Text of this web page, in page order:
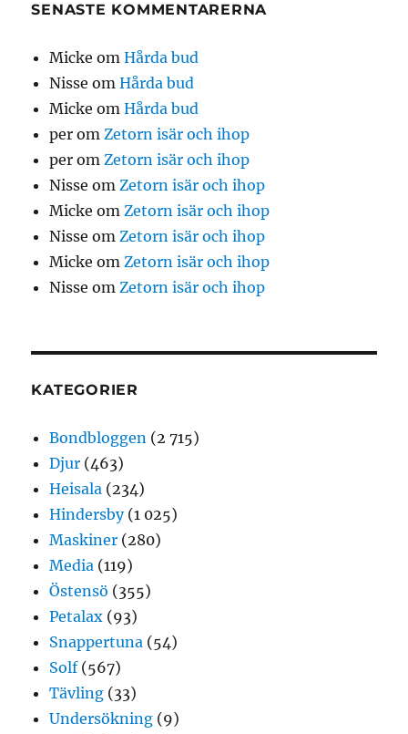
SENASTE KOMMENTARERNA
Micke omHårda bud
Nisse omHårda bud
Micke omHårda bud
per omZetorn isär och ihop
per omZetorn isär och ihop
Nisse omZetorn isär och ihop
Micke omZetorn isär och ihop
Nisse omZetorn isär och ihop
Micke omZetorn isär och ihop
Nisse omZetorn isär och ihop
KATEGORIER
Bondbloggen (2 715)
Djur (463)
Heisala (234)
Hindersby(1 025)
Maskiner (280)
Media (119)
Östensö (355)
Petalax (93)
Snappertuna (54)
Solf(567)
Tävling (33)
Undersökning (9)